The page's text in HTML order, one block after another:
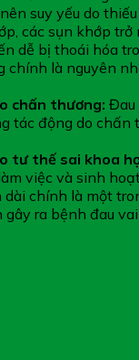
suy yếu do
các sụn khớp trở
dễ bị thoái hóa
chính là nguyên
chấn thương: Đau
tác động do
tư thế sai khoa
việc và sinh
chính là một
ra bệnh đau vai